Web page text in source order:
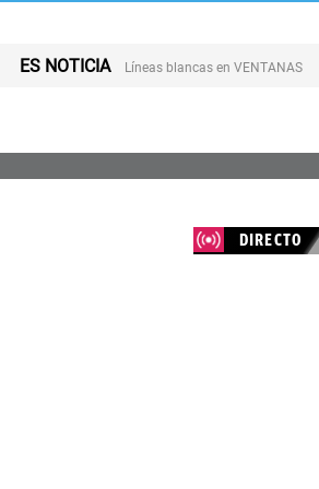
ES NOTICIA Líneas blancas en VENTANAS
DIRECTO